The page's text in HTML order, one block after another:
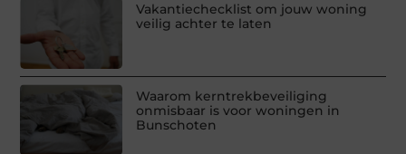
Vakantiechecklist om jouw woning
veilig achter te laten
Waarom kerntrekbeveiliging
onmisbaar is voor woningen in
Bunschoten